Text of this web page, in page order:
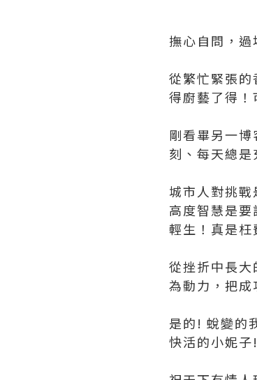
撫心自問，過
從繁忙緊張
得廚藝了得！
剛看畢另一
刻、每天總
城市人對挑
高度智慧是
輕生！真是枉
從挫折中長
為動力，把
是的! 蛻變的
快活的小妮子!